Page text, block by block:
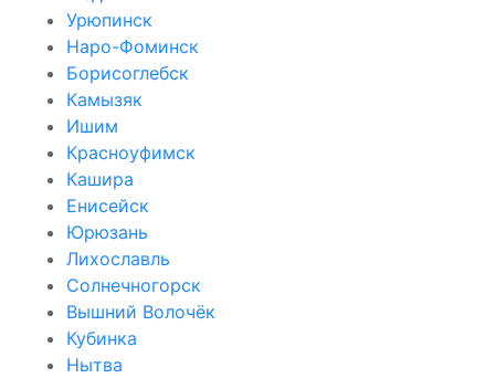
Урюпинск
Наро-Фоминск
Борисоглебск
Камызяк
Ишим
Красноуфимск
Кашира
Енисейск
Юрюзань
Лихославль
Солнечногорск
Вышний Волочёк
Кубинка
Нытва